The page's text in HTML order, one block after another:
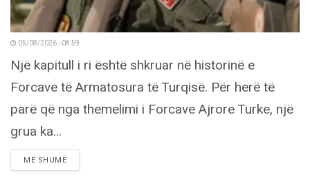
05/08/2026 - 08:59
Një kapitull i ri është shkruar në historinë e
Forcave të Armatosura të Turqisë. Për herë të
parë që nga themelimi i Forcave Ajrore Turke, një
grua ka...
MË SHUMËDETAILS